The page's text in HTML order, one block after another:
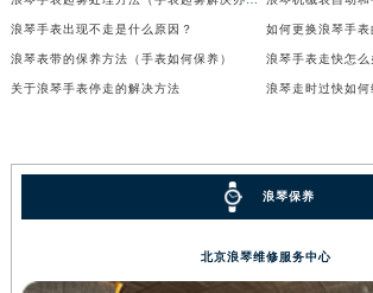
浪琴手表出现不走是什么原因？
浪琴表带的保养方法（手表如何保养） 浪琴手表走快怎么
关于浪琴手表停走的解决方法 浪琴走时过快如何
浪琴保养
北京浪琴维修服务中心